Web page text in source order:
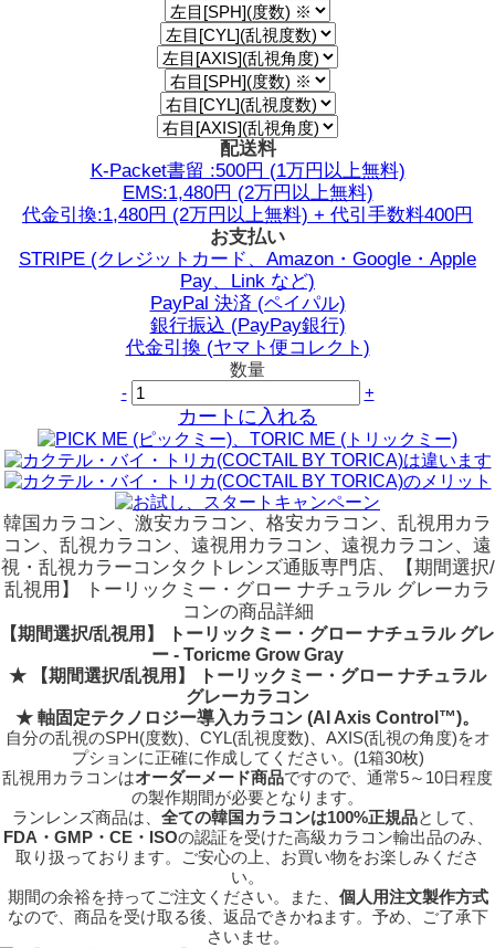
配送料
K-Packet書留 :500円 (1万円以上無料)
EMS:1,480円 (2万円以上無料)
代金引換:1,480円 (2万円以上無料) + 代引手数料400円
お支払い
STRIPE (クレジットカード、Amazon・Google・Apple
Pay、Link など)
PayPal 決済 (ペイパル)
銀行振込 (PayPay銀行)
代金引換 (ヤマト便コレクト)
数量
-
+
カートに入れる
韓国カラコン、激安カラコン、格安カラコン、乱視用カラ
コン、乱視カラコン、遠視用カラコン、遠視カラコン、遠
視・乱視カラーコンタクトレンズ通販専門店、【期間選択/
乱視用】 トーリックミー・グロー ナチュラル グレーカラ
コンの商品詳細
【期間選択/乱視用】 トーリックミー・グロー ナチュラル グレ
ー - Toricme Grow Gray
★ 【期間選択/乱視用】 トーリックミー・グロー ナチュラル
グレーカラコン
★ 軸固定テクノロジー導入カラコン (AI Axis Control™)。
自分の乱視のSPH(度数)、CYL(乱視度数)、AXIS(乱視の角度)をオ
プションに正確に作成してください。(1箱30枚)
乱視用カラコンはオーダーメード商品ですので、 通常5～10日程度
の製作期間が必要となります。
ランレンズ商品は、 全ての韓国カラコンは100%正規品として、
FDA・GMP・CE・ISOの認証を受けた高級カラコン輸出品のみ、
取り扱っております。ご安心の上、お買い物をお楽しみくださ
い。
期間の余裕を持ってご注文ください。また、 個人用注文製作方式
なので、商品を受け取る後、返品できかねます。予め、ご了承下
さいませ。